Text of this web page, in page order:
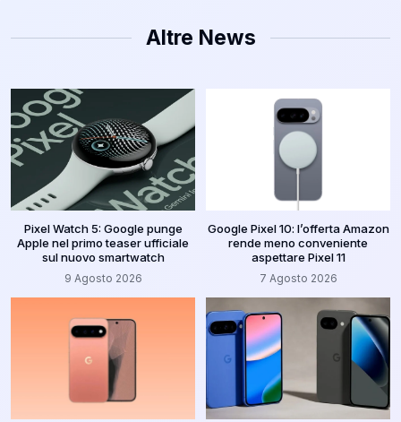
Altre News
Pixel Watch 5: Google punge
Apple nel primo teaser ufficiale
sul nuovo smartwatch
9 Agosto 2026
Google Pixel 10: l’offerta Amazon
rende meno conveniente
aspettare Pixel 11
7 Agosto 2026